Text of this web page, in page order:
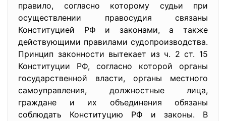
правило, согласно которому судьи при
осуществлении правосудия связаны
Конституцией РФ и законами, а также
действующими правилами судопроизводства.
Принцип законности вытекает из ч. 2 ст. 15
Конституции РФ, согласно которой органы
государственной власти, органы местного
самоуправления, должностные лица,
граждане и их объединения обязаны
соблюдать Конституцию РФ и законы. В